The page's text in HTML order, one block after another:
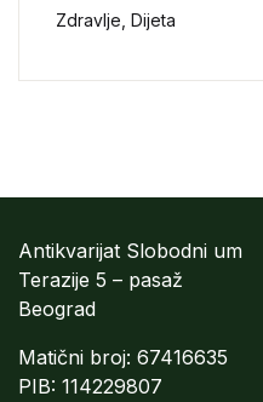
Zdravlje, Dijeta
Antikvarijat Slobodni um
Terazije 5 – pasaž
Beograd
Matični broj: 67416635
PIB: 114229807